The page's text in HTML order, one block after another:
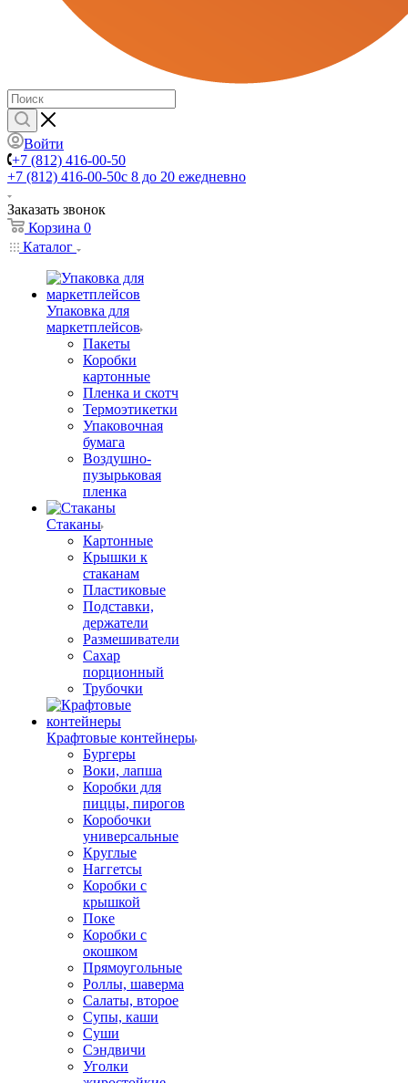
Войти
+7 (812) 416-00-50
+7 (812) 416-00-50с 8 до 20 ежедневно
Заказать звонок
Корзина 0
Каталог
Упаковка для
маркетплейсов
Пакеты
Коробки
картонные
Пленка и скотч
Термоэтикетки
Упаковочная
бумага
Воздушно-
пузырьковая
пленка
Стаканы
Картонные
Крышки к
стаканам
Пластиковые
Подставки,
держатели
Размешиватели
Сахар
порционный
Трубочки
Крафтовые контейнеры
Бургеры
Воки, лапша
Коробки для
пиццы, пирогов
Коробочки
универсальные
Круглые
Наггетсы
Коробки с
крышкой
Поке
Коробки с
окошком
Прямоугольные
Роллы, шаверма
Салаты, второе
Супы, каши
Суши
Сэндвичи
Уголки